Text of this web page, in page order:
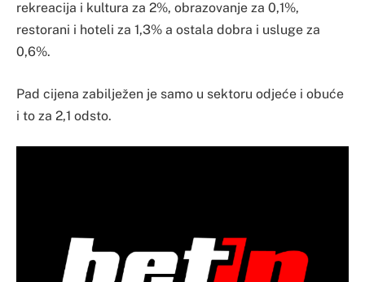
rekreacija i kultura za 2%, obrazovanje za 0,1%,
restorani i hoteli za 1,3% a ostala dobra i usluge za
0,6%.
Pad cijena zabilježen je samo u sektoru odjeće i obuće
i to za 2,1 odsto.